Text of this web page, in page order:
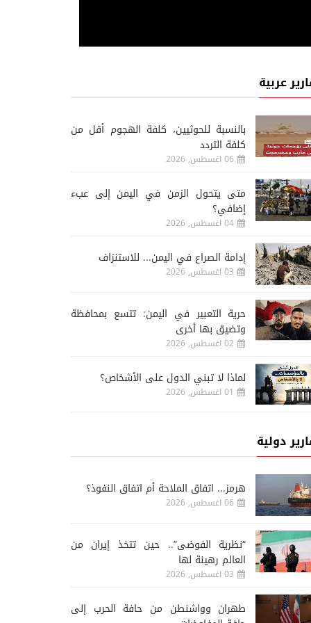
عربية
‏بالنسبة للحوثيين، كلفة الهجوم أقل من
كلفة التردد
06 اغسطس, 2026
متى يتحول الزمن في اليمن إلى عبء
إضافي؟
04 اغسطس, 2026
إدامة الصراع في اليمن... للاستنزاف
03 اغسطس, 2026
حرية التعبير في اليمن: تتسع بمحافظة
وتضيق بها أخرى
02 اغسطس, 2026
لماذا لا تبني الدول على الأشخاص؟
01 اغسطس, 2026
دولية
هرمز... اتفاق الملاحة أم اتفاق النفوذ؟
06 اغسطس, 2026
“نظرية الفوضى”.. حين تتخذ إيران من
العالم رهينة لها
03 اغسطس, 2026
طهران وواشنطن من حافة الحرب إلى